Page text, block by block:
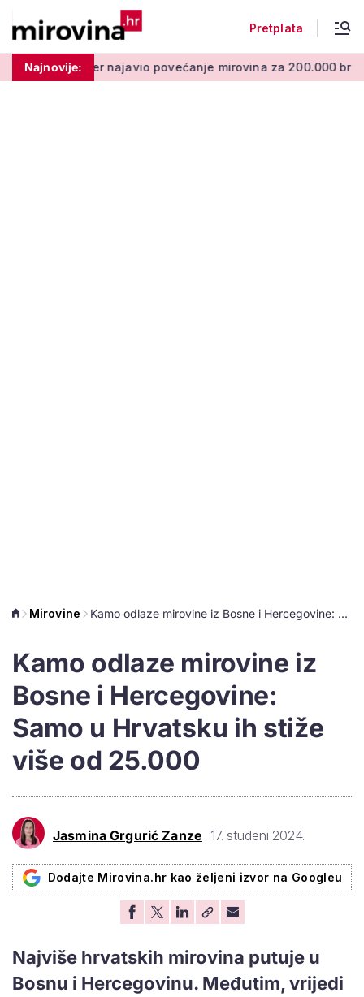
Pretplata
Najnovije:
povećanje mirovina za 200.000 branitelja: Zakon u
Mirovine Kamo odlaze mirovine iz Bosne i Hercegovine: Samo u Hrvatsku ih stiže više od 25.000
Kamo odlaze mirovine iz
Bosne i Hercegovine:
Samo u Hrvatsku ih stiže
više od 25.000
Jasmina Grgurić Zanze 17. studeni 2024.
Dodajte Mirovina.hr kao željeni izvor na Googleu
Najviše hrvatskih mirovina putuje u
Bosnu i Hercegovinu. Međutim, vrijedi